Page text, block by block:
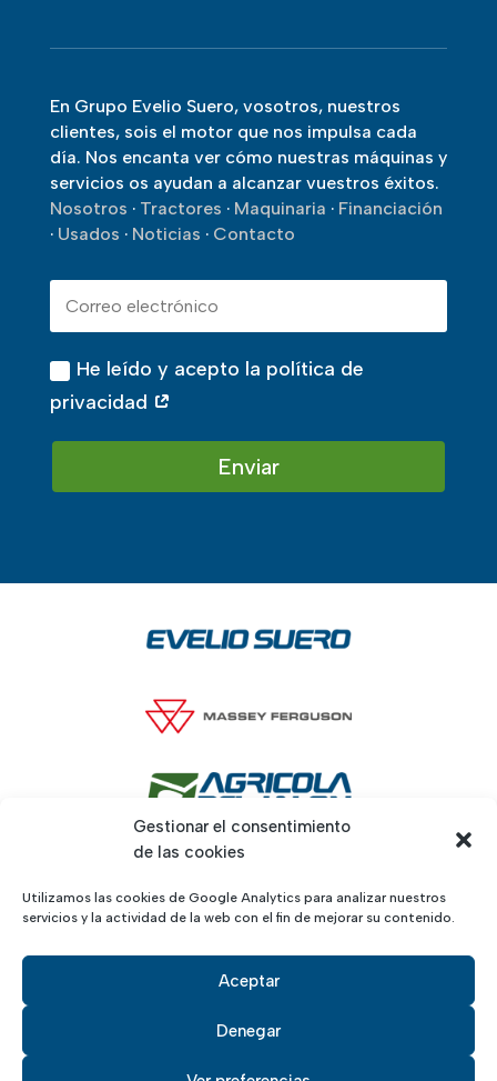
Gestionar el consentimiento
de las cookies
Utilizamos las cookies de Google Analytics para analizar nuestros
servicios y la actividad de la web con el fin de mejorar su contenido.
Aceptar
Denegar
En Grupo Evelio Suero, vosotros, nuestros
clientes, sois el motor que nos impulsa cada
día. Nos encanta ver cómo nuestras máquinas y
servicios os ayudan a alcanzar vuestros éxitos.
Nosotros · Tractores · Maquinaria · Financiación
· Usados · Noticias · Contacto
He leído y acepto la política de
privacidad
Enviar
, políticas de